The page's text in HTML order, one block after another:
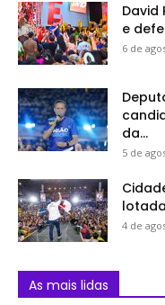
David
e
6 de
da...
5 de
4 de
As mais lidas